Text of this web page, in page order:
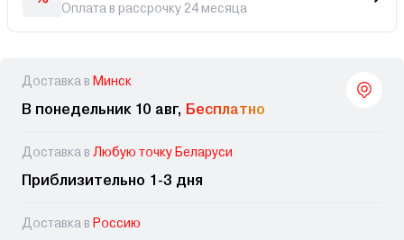
Оплата в рассрочку 24 месяца
Доставка в Минск
В понедельник 10 авг, Бесплатно
Доставка в Любую точку Беларуси
Приблизительно 1-3 дня
Доставка в Россию